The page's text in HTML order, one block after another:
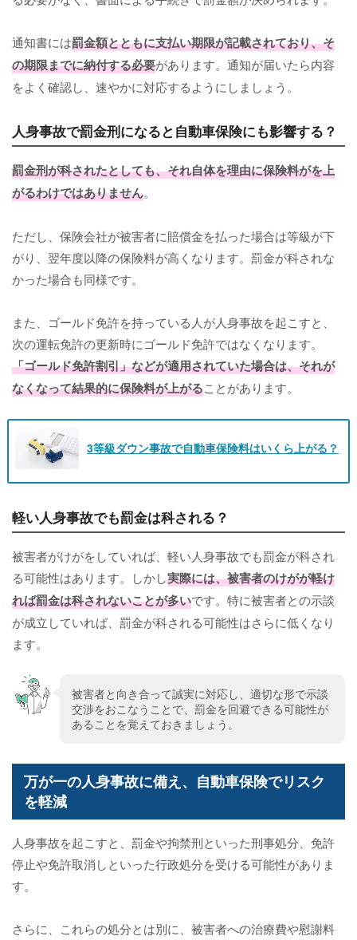
通知書には罰金額とともに支払い期限が記載されており、そ
の期限までに納付する必要があります。通知が届いたら内容
をよく確認し、速やかに対応するようにしましょう。
人身事故で罰金刑になると自動車保険にも影響する？
罰金刑が科されたとしても、それ自体を理由に保険料がを上
がるわけではありません。
ただし、保険会社が被害者に賠償金を払った場合は等級が下
がり、翌年度以降の保険料が高くなります。罰金が科されな
かった場合も同様です。
また、ゴールド免許を持っている人が人身事故を起こすと、
次の運転免許の更新時にゴールド免許ではなくなります。
「ゴールド免許割引」などが適用されていた場合は、それが
なくなって結果的に保険料が上がることがあります。
3等級ダウン事故で自動車保険料はいくら上がる？
軽い人身事故でも罰金は科される？
被害者がけがをしていれば、軽い人身事故でも罰金が科され
る可能性はあります。しかし実際には、被害者のけがが軽け
れば罰金は科されないことが多いです。特に被害者との示談
が成立していれば、罰金が科される可能性はさらに低くなり
ます。
被害者と向き合って誠実に対応し、適切な形で示談
交渉をおこなうことで、罰金を回避できる可能性が
あることを覚えておきましょう。
万が一の人身事故に備え、自動車保険でリスク
を軽減
人身事故を起こすと、罰金や拘禁刑といった刑事処分、免許
停止や免許取消しといった行政処分を受ける可能性がありま
す。
さらに、これらの処分とは別に、被害者への治療費や慰謝料